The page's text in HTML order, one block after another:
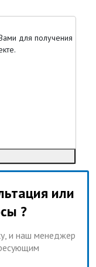
для получения
или
?
и наш менеджер